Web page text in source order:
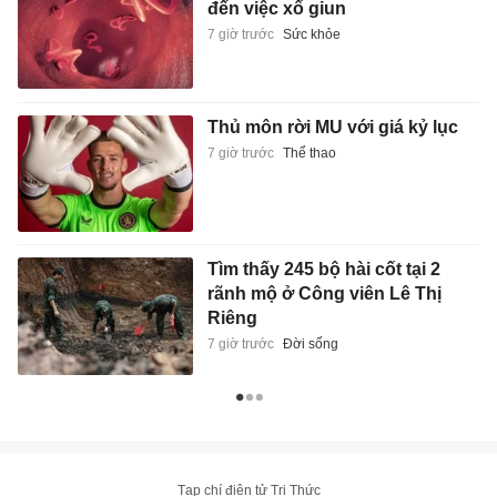
đến việc xổ giun
7 giờ trước Sức khỏe
Thủ môn rời MU với giá kỷ lục
7 giờ trước Thể thao
Tìm thấy 245 bộ hài cốt tại 2
rãnh mộ ở Công viên Lê Thị
Riêng
7 giờ trước Đời sống
Tạp chí điện tử Tri Thức